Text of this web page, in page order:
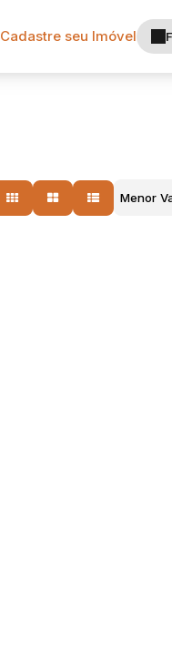
Cadastre seu Imóvel